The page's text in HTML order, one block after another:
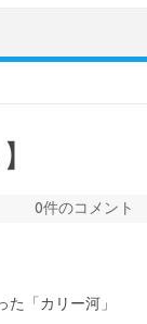
0件のコメント
「カリー河」